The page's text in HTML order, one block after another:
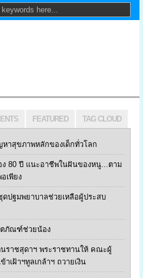
FEATURED TAG CLOUD
าสุขภาพหลักของเด็กทั่วโลก
ง 80 ปี แนะอาชีพในฝันของหนู...ตาม
เพียง
ดปฐมพยาบาลช่วยเหลือผู้ประสบ
ตภัณฑ์ช่วยน้อง
นราชสุดาฯ พระราชทานให้ คณะผู้
าเฝ้าฯทูลเกล้าฯ ถวายเงิน